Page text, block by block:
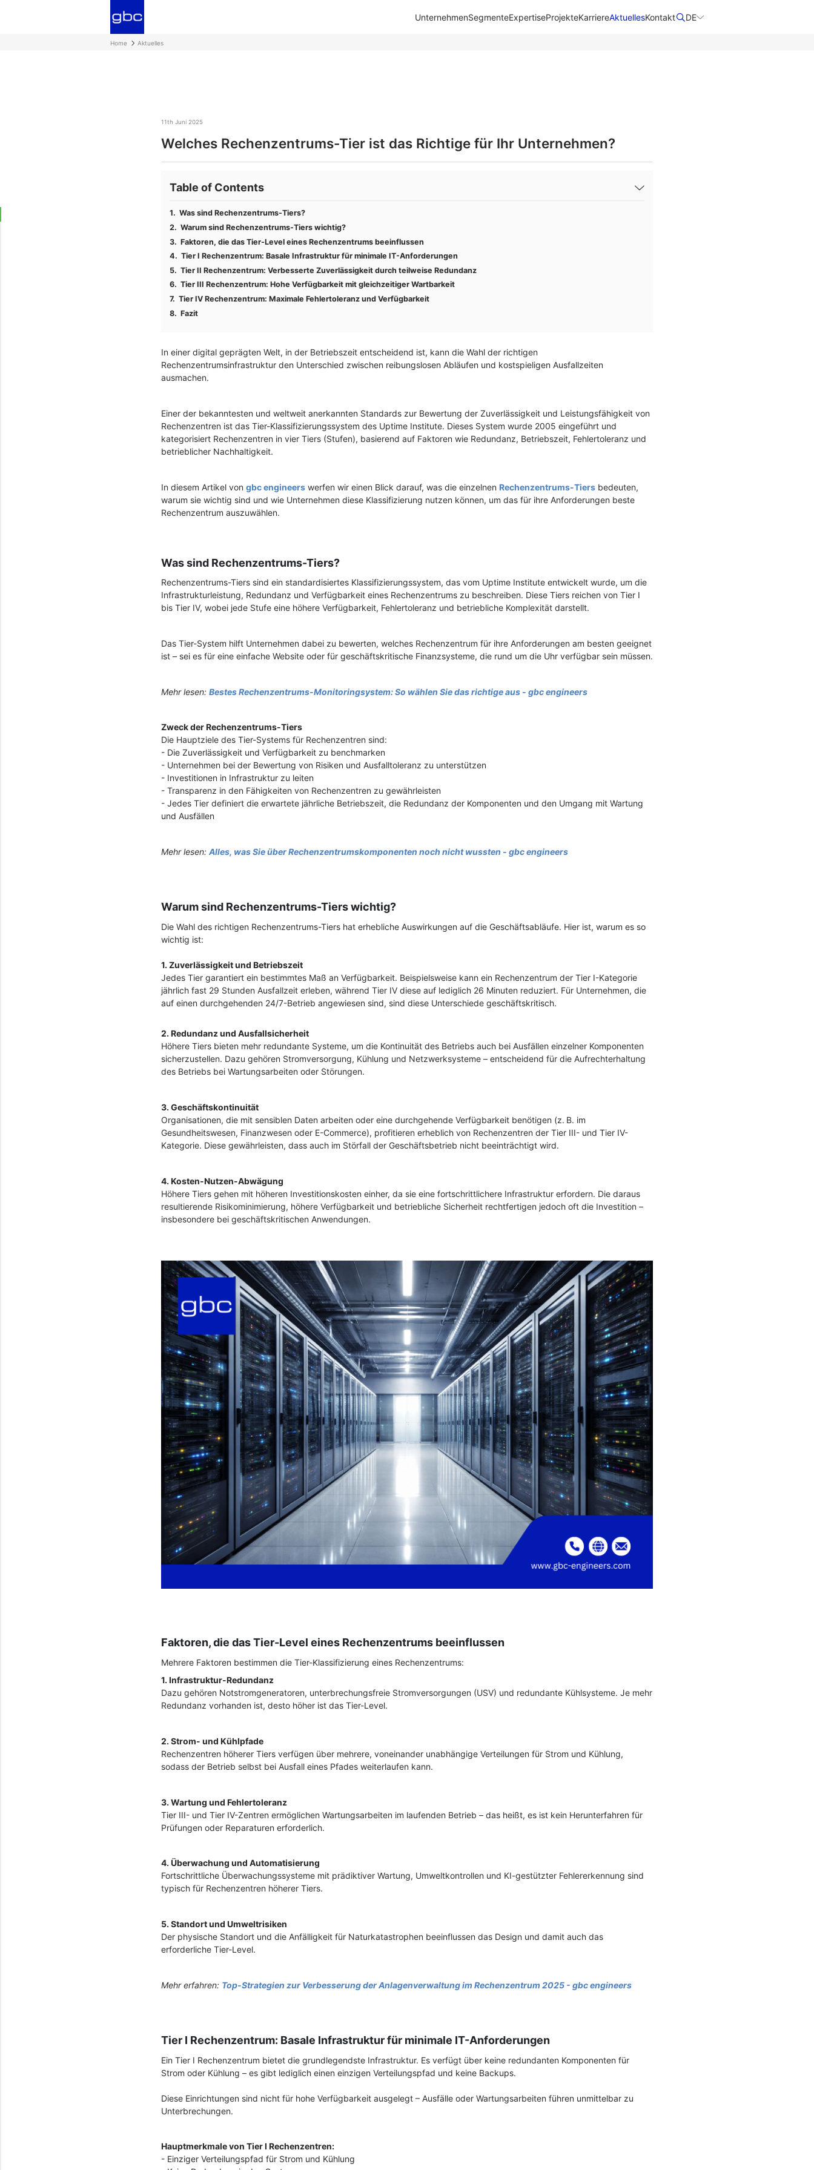
UnternehmenSegmenteExpertiseProjekteKarriereAktuellesKontakt DE
Home Aktuelles
11th Juni 2025
Welches Rechenzentrums-Tier ist das Richtige für Ihr Unternehmen?
Table of Contents
Was sind Rechenzentrums-Tiers?
Warum sind Rechenzentrums-Tiers wichtig?
Faktoren, die das Tier-Level eines Rechenzentrums beeinflussen
Tier I Rechenzentrum: Basale Infrastruktur für minimale IT-Anforderungen
Tier II Rechenzentrum: Verbesserte Zuverlässigkeit durch teilweise Redundanz
Tier III Rechenzentrum: Hohe Verfügbarkeit mit gleichzeitiger Wartbarkeit
Tier IV Rechenzentrum: Maximale Fehlertoleranz und Verfügbarkeit
Fazit
In einer digital geprägten Welt, in der Betriebszeit entscheidend ist, kann die Wahl der richtigen
Rechenzentrumsinfrastruktur den Unterschied zwischen reibungslosen Abläufen und kostspieligen Ausfallzeiten
ausmachen.
Einer der bekanntesten und weltweit anerkannten Standards zur Bewertung der Zuverlässigkeit und Leistungsfähigkeit von
Rechenzentren ist das Tier-Klassifizierungssystem des Uptime Institute. Dieses System wurde 2005 eingeführt und
kategorisiert Rechenzentren in vier Tiers (Stufen), basierend auf Faktoren wie Redundanz, Betriebszeit, Fehlertoleranz und
betrieblicher Nachhaltigkeit.
In diesem Artikel von gbc engineers werfen wir einen Blick darauf, was die einzelnen Rechenzentrums-Tiers bedeuten,
warum sie wichtig sind und wie Unternehmen diese Klassifizierung nutzen können, um das für ihre Anforderungen beste
Rechenzentrum auszuwählen.
Was sind Rechenzentrums-Tiers?
Rechenzentrums-Tiers sind ein standardisiertes Klassifizierungssystem, das vom Uptime Institute entwickelt wurde, um die
Infrastrukturleistung, Redundanz und Verfügbarkeit eines Rechenzentrums zu beschreiben. Diese Tiers reichen von Tier I
bis Tier IV, wobei jede Stufe eine höhere Verfügbarkeit, Fehlertoleranz und betriebliche Komplexität darstellt.
Das Tier-System hilft Unternehmen dabei zu bewerten, welches Rechenzentrum für ihre Anforderungen am besten geeignet
ist – sei es für eine einfache Website oder für geschäftskritische Finanzsysteme, die rund um die Uhr verfügbar sein müssen.
Mehr lesen: Bestes Rechenzentrums-Monitoringsystem: So wählen Sie das richtige aus - gbc engineers
Zweck der Rechenzentrums-Tiers
Die Hauptziele des Tier-Systems für Rechenzentren sind:
- Die Zuverlässigkeit und Verfügbarkeit zu benchmarken
- Unternehmen bei der Bewertung von Risiken und Ausfalltoleranz zu unterstützen
- Investitionen in Infrastruktur zu leiten
- Transparenz in den Fähigkeiten von Rechenzentren zu gewährleisten
- Jedes Tier definiert die erwartete jährliche Betriebszeit, die Redundanz der Komponenten und den Umgang mit Wartung
und Ausfällen
Mehr lesen: Alles, was Sie über Rechenzentrumskomponenten noch nicht wussten - gbc engineers
Warum sind Rechenzentrums-Tiers wichtig?
Die Wahl des richtigen Rechenzentrums-Tiers hat erhebliche Auswirkungen auf die Geschäftsabläufe. Hier ist, warum es so
wichtig ist:
1. Zuverlässigkeit und Betriebszeit
Jedes Tier garantiert ein bestimmtes Maß an Verfügbarkeit. Beispielsweise kann ein Rechenzentrum der Tier I-Kategorie
jährlich fast 29 Stunden Ausfallzeit erleben, während Tier IV diese auf lediglich 26 Minuten reduziert. Für Unternehmen, die
auf einen durchgehenden 24/7-Betrieb angewiesen sind, sind diese Unterschiede geschäftskritisch.
2. Redundanz und Ausfallsicherheit
Höhere Tiers bieten mehr redundante Systeme, um die Kontinuität des Betriebs auch bei Ausfällen einzelner Komponenten
sicherzustellen. Dazu gehören Stromversorgung, Kühlung und Netzwerksysteme – entscheidend für die Aufrechterhaltung
des Betriebs bei Wartungsarbeiten oder Störungen.
3. Geschäftskontinuität
Organisationen, die mit sensiblen Daten arbeiten oder eine durchgehende Verfügbarkeit benötigen (z. B. im
Gesundheitswesen, Finanzwesen oder E-Commerce), profitieren erheblich von Rechenzentren der Tier III- und Tier IV-
Kategorie. Diese gewährleisten, dass auch im Störfall der Geschäftsbetrieb nicht beeinträchtigt wird.
4. Kosten-Nutzen-Abwägung
Höhere Tiers gehen mit höheren Investitionskosten einher, da sie eine fortschrittlichere Infrastruktur erfordern. Die daraus
resultierende Risikominimierung, höhere Verfügbarkeit und betriebliche Sicherheit rechtfertigen jedoch oft die Investition –
insbesondere bei geschäftskritischen Anwendungen.
Faktoren, die das Tier-Level eines Rechenzentrums beeinflussen
Mehrere Faktoren bestimmen die Tier-Klassifizierung eines Rechenzentrums:
1. Infrastruktur-Redundanz
Dazu gehören Notstromgeneratoren, unterbrechungsfreie Stromversorgungen (USV) und redundante Kühlsysteme. Je mehr
Redundanz vorhanden ist, desto höher ist das Tier-Level.
2. Strom- und Kühlpfade
Rechenzentren höherer Tiers verfügen über mehrere, voneinander unabhängige Verteilungen für Strom und Kühlung,
sodass der Betrieb selbst bei Ausfall eines Pfades weiterlaufen kann.
3. Wartung und Fehlertoleranz
Tier III- und Tier IV-Zentren ermöglichen Wartungsarbeiten im laufenden Betrieb – das heißt, es ist kein Herunterfahren für
Prüfungen oder Reparaturen erforderlich.
4. Überwachung und Automatisierung
Fortschrittliche Überwachungssysteme mit prädiktiver Wartung, Umweltkontrollen und KI-gestützter Fehlererkennung sind
typisch für Rechenzentren höherer Tiers.
5. Standort und Umweltrisiken
Der physische Standort und die Anfälligkeit für Naturkatastrophen beeinflussen das Design und damit auch das
erforderliche Tier-Level.
Mehr erfahren: Top-Strategien zur Verbesserung der Anlagenverwaltung im Rechenzentrum 2025 - gbc engineers
Tier I Rechenzentrum: Basale Infrastruktur für minimale IT-Anforderungen
Ein Tier I Rechenzentrum bietet die grundlegendste Infrastruktur. Es verfügt über keine redundanten Komponenten für
Strom oder Kühlung – es gibt lediglich einen einzigen Verteilungspfad und keine Backups.
Diese Einrichtungen sind nicht für hohe Verfügbarkeit ausgelegt – Ausfälle oder Wartungsarbeiten führen unmittelbar zu
Unterbrechungen.
Hauptmerkmale von Tier I Rechenzentren:
- Einziger Verteilungspfad für Strom und Kühlung